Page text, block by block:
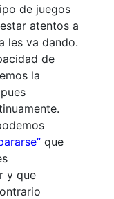
de juegos
atentos a
les va dando.
de
la
que
y que